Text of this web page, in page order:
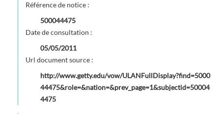
Référence de notice :
500044475
Date de consultation :
05/05/2011
Url document source :
http://www.getty.edu/vow/ULANFullDisplay?find=5000
44475&role=&nation=&prev_page=1&subjectid=50004
4475